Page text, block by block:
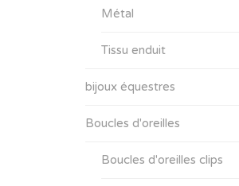
Métal
Tissu enduit
bijoux équestres
Boucles d'oreilles
Boucles d'oreilles clips